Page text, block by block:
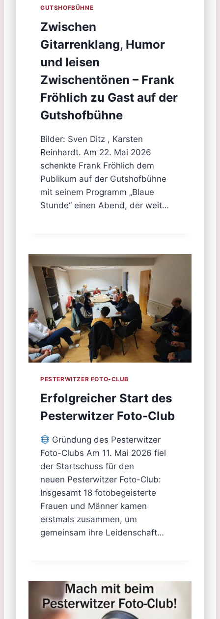
GUTSHOFBÜHNE
Zwischen
Gitarrenklang, Humor
und leisen
Zwischentönen – Frank
Fröhlich zu Gast auf der
Gutshofbühne
Bilder: Sven Ditz , Karsten
Reinhardt. Am 22. Mai 2026
schenkte Frank Fröhlich dem
Publikum auf der Gutshofbühne
mit seinem Programm „Blaue
Stunde“ einen Abend, der weit…
PESTERWITZER FOTO-CLUB
Erfolgreicher Start des
Pesterwitzer Foto-Club
Gründung des Pesterwitzer
Foto-Clubs Am 11. Mai 2026 fiel
der Startschuss für den
neuen Pesterwitzer Foto-Club:
Insgesamt 18 fotobegeisterte
Frauen und Männer kamen
erstmals zusammen, um
gemeinsam ihre Leidenschaft…